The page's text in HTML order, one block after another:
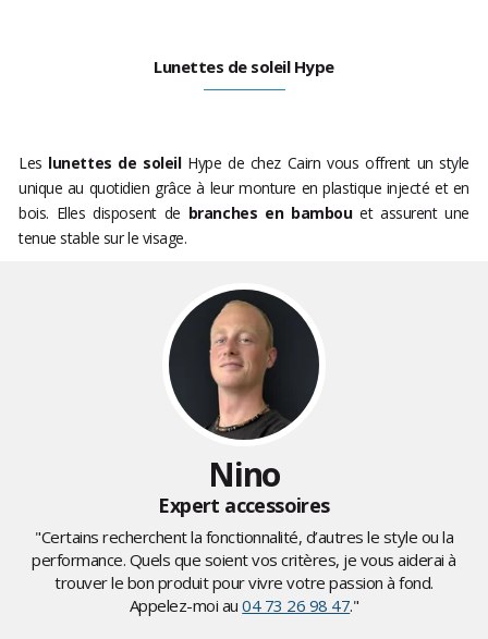
Lunettes de soleil Hype
Les lunettes de soleilHype de chez Cairn vous offrent un style
unique au quotidien grâce à leur monture en plastique injecté et en
bois. Elles disposent de branches en bambouet assurent une
tenue stable sur le visage.
Nino
Expert accessoires
"Certains recherchent la fonctionnalité, d’autres le style ou la
performance. Quels que soient vos critères, je vous aiderai à
trouver le bon produit pour vivre votre passion à fond.
Appelez-moi au04 73 26 98 47."